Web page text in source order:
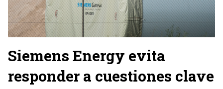
Siemens Energy evita
responder a cuestiones clave